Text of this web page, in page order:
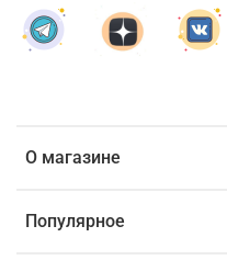
О магазине
Популярное